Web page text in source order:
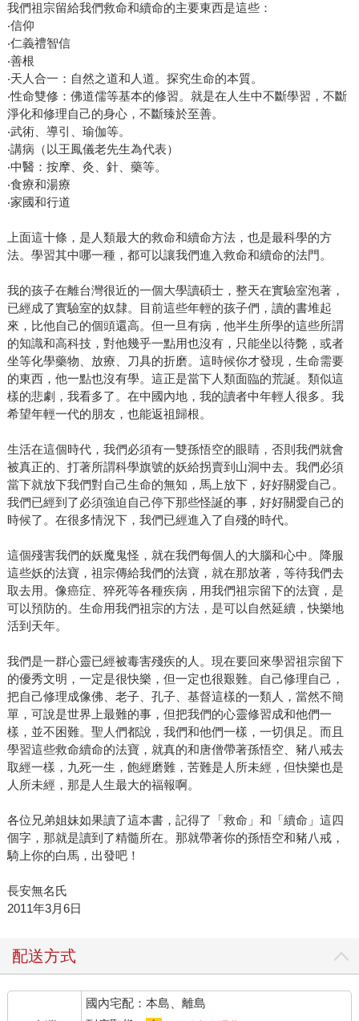
我們祖宗留給我們救命和續命的主要東西是這些：
‧信仰
‧仁義禮智信
‧善根
‧天人合一：自然之道和人道。探究生命的本質。
‧性命雙修：佛道儒等基本的修習。就是在人生中不斷學習，不斷
淨化和修理自己的身心，不斷臻於至善。
‧武術、導引、瑜伽等。
‧講病（以王鳳儀老先生為代表）
‧中醫：按摩、灸、針、藥等。
‧食療和湯療
‧家國和行道
上面這十條，是人類最大的救命和續命方法，也是最科學的方
法。學習其中哪一種，都可以讓我們進入救命和續命的法門。
我的孩子在離台灣很近的一個大學讀碩士，整天在實驗室泡著，
已經成了實驗室的奴隸。目前這些年輕的孩子們，讀的書堆起
來，比他自己的個頭還高。但一旦有病，他半生所學的這些所謂
的知識和高科技，對他幾乎一點用也沒有，只能坐以待斃，或者
坐等化學藥物、放療、刀具的折磨。這時候你才發現，生命需要
的東西，他一點也沒有學。這正是當下人類面臨的荒誕。類似這
樣的悲劇，我看多了。在中國內地，我的讀者中年輕人很多。我
希望年輕一代的朋友，也能返祖歸根。
生活在這個時代，我們必須有一雙孫悟空的眼睛，否則我們就會
被真正的、打著所謂科學旗號的妖給拐賣到山洞中去。我們必須
當下就放下我們對自己生命的無知，馬上放下，好好關愛自己。
我們已經到了必須強迫自己停下那些怪誕的事，好好關愛自己的
時候了。在很多情況下，我們已經進入了自殘的時代。
這個殘害我們的妖魔鬼怪，就在我們每個人的大腦和心中。降服
這些妖的法寶，祖宗傳給我們的法寶，就在那放著，等待我們去
取去用。像癌症、猝死等各種疾病，用我們祖宗留下的法寶，是
可以預防的。生命用我們祖宗的方法，是可以自然延續，快樂地
活到天年。
我們是一群心靈已經被毒害殘疾的人。現在要回來學習祖宗留下
的優秀文明，一定是很快樂，但一定也很艱難。自己修理自己，
把自己修理成像佛、老子、孔子、基督這樣的一類人，當然不簡
單，可說是世界上最難的事，但把我們的心靈修習成和他們一
樣，並不困難。聖人們都說，我們和他們一樣，一切俱足。而且
學習這些救命續命的法寶，就真的和唐僧帶著孫悟空、豬八戒去
取經一樣，九死一生，飽經磨難，苦難是人所未經，但快樂也是
人所未經，那是人生最大的福報啊。
各位兄弟姐妹如果讀了這本書，記得了「救命」和「續命」這四
個字，那就是讀到了精髓所在。那就帶著你的孫悟空和豬八戒，
騎上你的白馬，出發吧！
長安無名氏
2011年3月6日
配送方式
國內宅配：本島、離島